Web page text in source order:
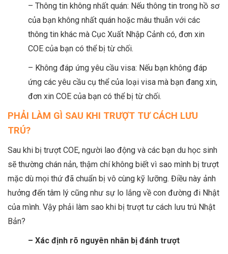
– Thông tin không nhất quán: Nếu thông tin trong hồ sơ
của bạn không nhất quán hoặc mâu thuẫn với các
thông tin khác mà Cục Xuất Nhập Cảnh có, đơn xin
COE của bạn có thể bị từ chối.
– Không đáp ứng yêu cầu visa: Nếu bạn không đáp
ứng các yêu cầu cụ thể của loại visa mà bạn đang xin,
đơn xin COE của bạn có thể bị từ chối.
PHẢI LÀM GÌ SAU KHI TRƯỢT TƯ CÁCH LƯU
TRÚ?
Sau khi bị trượt COE, người lao động và các bạn du học sinh
sẽ thường chán nản, thậm chí không biết vì sao mình bị trượt
mặc dù mọi thứ đã chuẩn bị vô cùng kỹ lưỡng. Điều này ảnh
hưởng đến tâm lý cũng như sự lo lắng về con đường đi Nhật
của mình. Vậy phải làm sao khi bị trượt tư cách lưu trú Nhật
Bản?
– Xác định rõ nguyên nhân bị đánh trượt